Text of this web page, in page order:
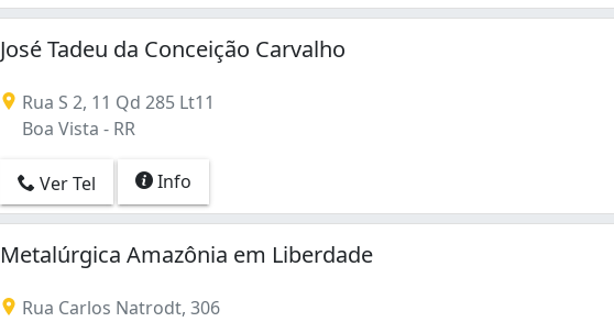
José Tadeu da Conceição Carvalho
Rua S 2, 11 Qd 285 Lt11
Boa Vista - RR
Ver Tel Info
Metalúrgica Amazônia em Liberdade
Rua Carlos Natrodt, 306